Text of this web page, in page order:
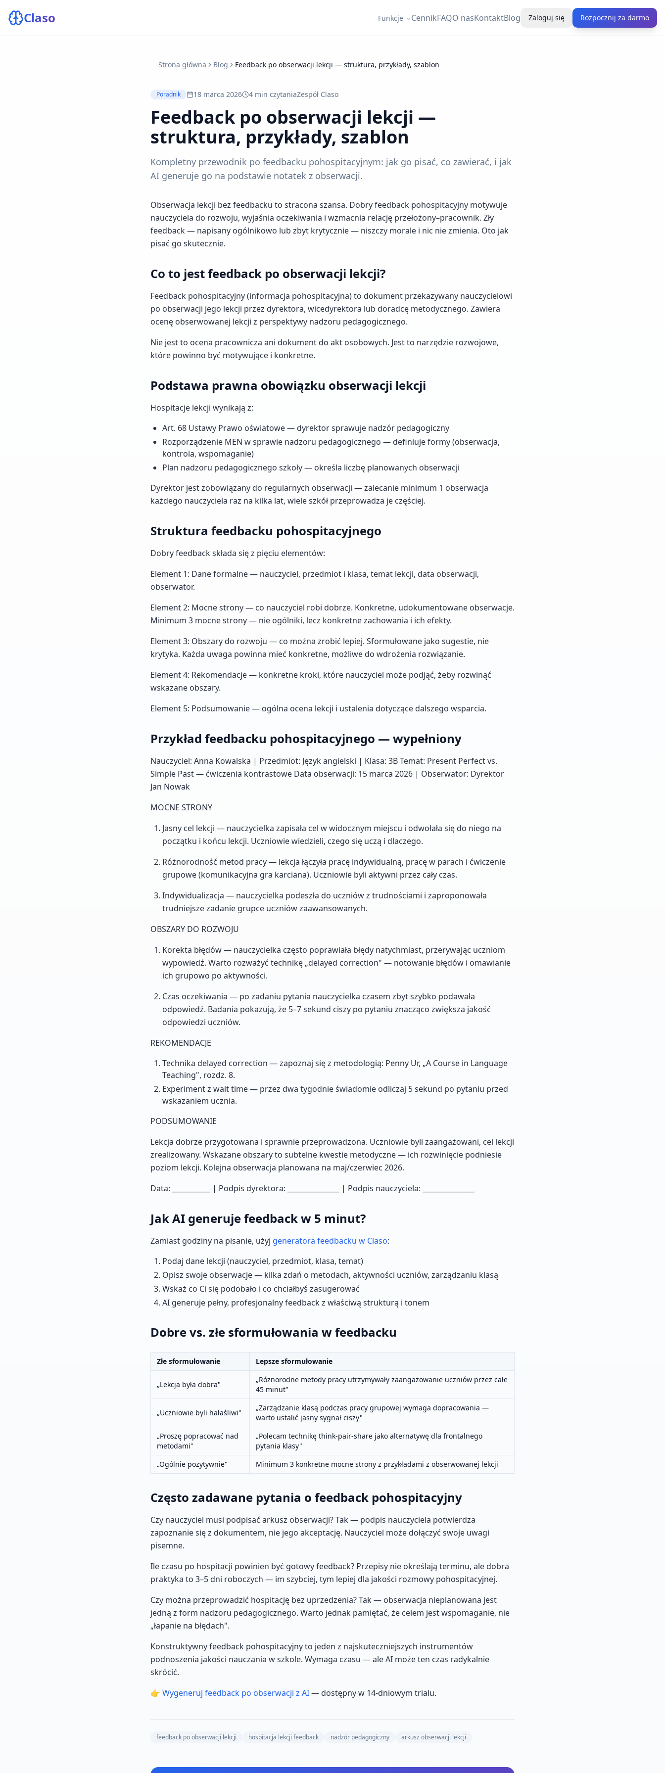
Claso Funkcje CennikFAQO nasKontaktBlog Zaloguj się Rozpocznij za darmo
Strona główna Blog Feedback po obserwacji lekcji — struktura, przykłady, szablon
Poradnik 18 marca 2026 4 min czytaniaZespół Claso
Feedback po obserwacji lekcji —
struktura, przykłady, szablon
Kompletny przewodnik po feedbacku pohospitacyjnym: jak go pisać, co zawierać, i jak
AI generuje go na podstawie notatek z obserwacji.
Obserwacja lekcji bez feedbacku to stracona szansa. Dobry feedback pohospitacyjny motywuje
nauczyciela do rozwoju, wyjaśnia oczekiwania i wzmacnia relację przełożony–pracownik. Zły
feedback — napisany ogólnikowo lub zbyt krytycznie — niszczy morale i nic nie zmienia. Oto jak
pisać go skutecznie.
Co to jest feedback po obserwacji lekcji?
Feedback pohospitacyjny (informacja pohospitacyjna) to dokument przekazywany nauczycielowi
po obserwacji jego lekcji przez dyrektora, wicedyrektora lub doradcę metodycznego. Zawiera
ocenę obserwowanej lekcji z perspektywy nadzoru pedagogicznego.
Nie jest to ocena pracownicza ani dokument do akt osobowych. Jest to narzędzie rozwojowe,
które powinno być motywujące i konkretne.
Podstawa prawna obowiązku obserwacji lekcji
Hospitacje lekcji wynikają z:
Art. 68 Ustawy Prawo oświatowe — dyrektor sprawuje nadzór pedagogiczny
Rozporządzenie MEN w sprawie nadzoru pedagogicznego — definiuje formy (obserwacja,
kontrola, wspomaganie)
Plan nadzoru pedagogicznego szkoły — określa liczbę planowanych obserwacji
Dyrektor jest zobowiązany do regularnych obserwacji — zalecanie minimum 1 obserwacja
każdego nauczyciela raz na kilka lat, wiele szkół przeprowadza je częściej.
Struktura feedbacku pohospitacyjnego
Dobry feedback składa się z pięciu elementów:
Element 1: Dane formalne — nauczyciel, przedmiot i klasa, temat lekcji, data obserwacji,
obserwator.
Element 2: Mocne strony — co nauczyciel robi dobrze. Konkretne, udokumentowane obserwacje.
Minimum 3 mocne strony — nie ogólniki, lecz konkretne zachowania i ich efekty.
Element 3: Obszary do rozwoju — co można zrobić lepiej. Sformułowane jako sugestie, nie
krytyka. Każda uwaga powinna mieć konkretne, możliwe do wdrożenia rozwiązanie.
Element 4: Rekomendacje — konkretne kroki, które nauczyciel może podjąć, żeby rozwinąć
wskazane obszary.
Element 5: Podsumowanie — ogólna ocena lekcji i ustalenia dotyczące dalszego wsparcia.
Przykład feedbacku pohospitacyjnego — wypełniony
Nauczyciel: Anna Kowalska | Przedmiot: Język angielski | Klasa: 3B Temat: Present Perfect vs.
Simple Past — ćwiczenia kontrastowe Data obserwacji: 15 marca 2026 | Obserwator: Dyrektor
Jan Nowak
MOCNE STRONY
Jasny cel lekcji — nauczycielka zapisała cel w widocznym miejscu i odwołała się do niego na
początku i końcu lekcji. Uczniowie wiedzieli, czego się uczą i dlaczego.
Różnorodność metod pracy — lekcja łączyła pracę indywidualną, pracę w parach i ćwiczenie
grupowe (komunikacyjna gra karciana). Uczniowie byli aktywni przez cały czas.
Indywidualizacja — nauczycielka podeszła do uczniów z trudnościami i zaproponowała
trudniejsze zadanie grupce uczniów zaawansowanych.
OBSZARY DO ROZWOJU
Korekta błędów — nauczycielka często poprawiała błędy natychmiast, przerywając uczniom
wypowiedź. Warto rozważyć technikę „delayed correction" — notowanie błędów i omawianie
ich grupowo po aktywności.
Czas oczekiwania — po zadaniu pytania nauczycielka czasem zbyt szybko podawała
odpowiedź. Badania pokazują, że 5–7 sekund ciszy po pytaniu znacząco zwiększa jakość
odpowiedzi uczniów.
REKOMENDACJE
Technika delayed correction — zapoznaj się z metodologią: Penny Ur, „A Course in Language
Teaching", rozdz. 8.
Experiment z wait time — przez dwa tygodnie świadomie odliczaj 5 sekund po pytaniu przed
wskazaniem ucznia.
PODSUMOWANIE
Lekcja dobrze przygotowana i sprawnie przeprowadzona. Uczniowie byli zaangażowani, cel lekcji
zrealizowany. Wskazane obszary to subtelne kwestie metodyczne — ich rozwinięcie podniesie
poziom lekcji. Kolejna obserwacja planowana na maj/czerwiec 2026.
Data: ___________ | Podpis dyrektora: _______________ | Podpis nauczyciela: _______________
Jak AI generuje feedback w 5 minut?
Zamiast godziny na pisanie, użyj generatora feedbacku w Claso:
Podaj dane lekcji (nauczyciel, przedmiot, klasa, temat)
Opisz swoje obserwacje — kilka zdań o metodach, aktywności uczniów, zarządzaniu klasą
Wskaż co Ci się podobało i co chciałbyś zasugerować
AI generuje pełny, profesjonalny feedback z właściwą strukturą i tonem
Dobre vs. złe sformułowania w feedbacku
Złe sformułowanie Lepsze sformułowanie
„Lekcja była dobra"
„Różnorodne metody pracy utrzymywały zaangażowanie uczniów przez całe
45 minut"
„Uczniowie byli hałaśliwi"
„Zarządzanie klasą podczas pracy grupowej wymaga dopracowania —
warto ustalić jasny sygnał ciszy"
„Proszę popracować nad
metodami"
„Polecam technikę think-pair-share jako alternatywę dla frontalnego
pytania klasy"
„Ogólnie pozytywnie"
Minimum 3 konkretne mocne strony z przykładami z obserwowanej lekcji
Często zadawane pytania o feedback pohospitacyjny
Czy nauczyciel musi podpisać arkusz obserwacji? Tak — podpis nauczyciela potwierdza
zapoznanie się z dokumentem, nie jego akceptację. Nauczyciel może dołączyć swoje uwagi
pisemne.
Ile czasu po hospitacji powinien być gotowy feedback? Przepisy nie określają terminu, ale dobra
praktyka to 3–5 dni roboczych — im szybciej, tym lepiej dla jakości rozmowy pohospitacyjnej.
Czy można przeprowadzić hospitację bez uprzedzenia? Tak — obserwacja nieplanowana jest
jedną z form nadzoru pedagogicznego. Warto jednak pamiętać, że celem jest wspomaganie, nie
„łapanie na błędach".
Konstruktywny feedback pohospitacyjny to jeden z najskuteczniejszych instrumentów
podnoszenia jakości nauczania w szkole. Wymaga czasu — ale AI może ten czas radykalnie
skrócić.
👉 Wygeneruj feedback po obserwacji z AI— dostępny w 14-dniowym trialu.
feedback po obserwacji lekcji hospitacja lekcji feedback nadzór pedagogiczny arkusz obserwacji lekcji